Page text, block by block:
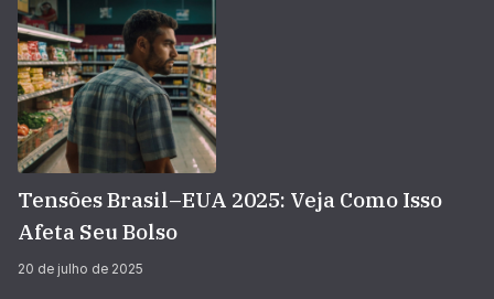
Tensões Brasil–EUA 2025: Veja Como Isso
Afeta Seu Bolso
20 de julho de 2025